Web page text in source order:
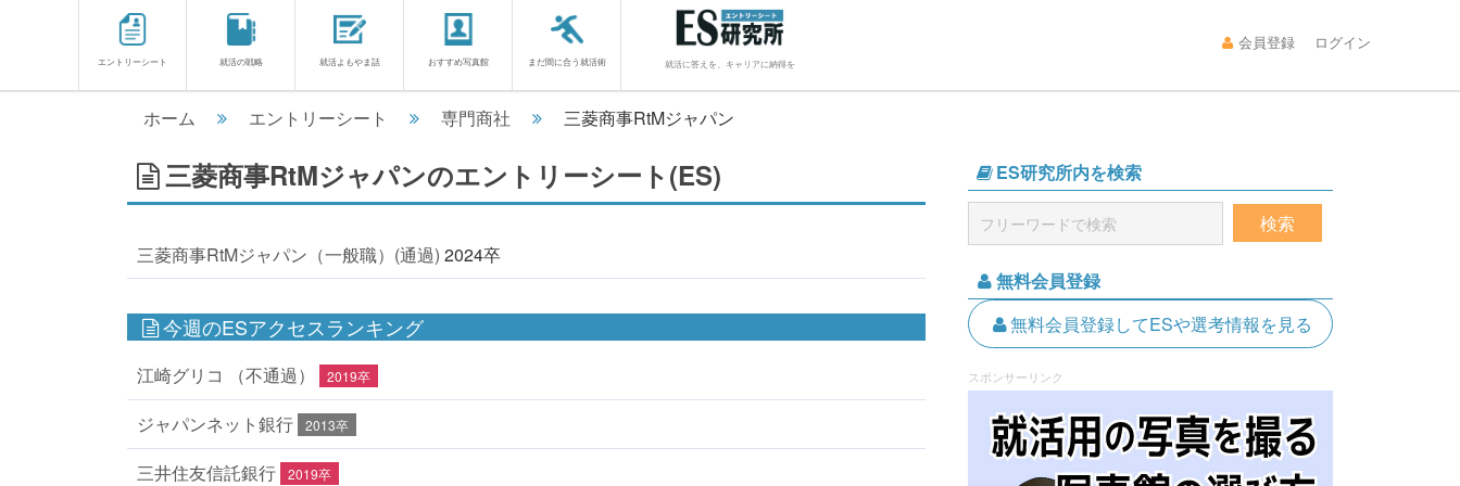
エントリーシート 就活の戦略 就活よもやま話 おすすめ写真館 まだ間に合う就活術 就活に答えを、キャリアに納得を
会員登録 ログイン
ホーム エントリーシート 専門商社 三菱商事RtMジャパン
三菱商事RtMジャパンのエントリーシート(ES)
三菱商事RtMジャパン（一般職）(通過) 2024卒
今週のESアクセスランキング
江崎グリコ （不通過） 2019卒
ジャパンネット銀行 2013卒
三井住友信託銀行 2019卒
ES研究所内を検索
無料会員登録
無料会員登録してESや選考情報を見る
スポンサーリンク